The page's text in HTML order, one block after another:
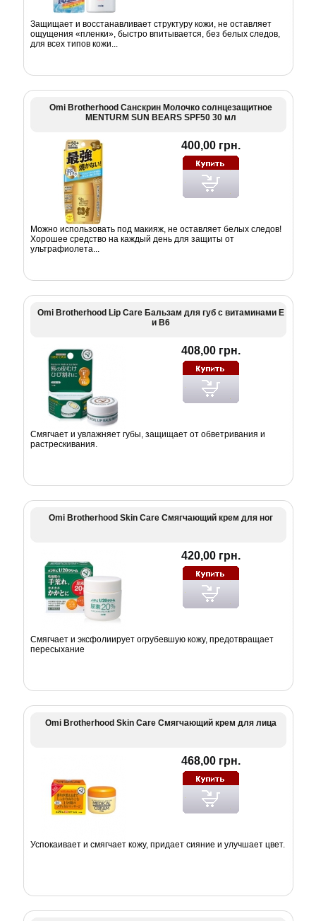
Защищает и восстанавливает структуру кожи, не оставляет
ощущения «пленки», быстро впитывается, без белых следов,
для всех типов кожи...
Omi Brotherhood Санскрин Молочко солнцезащитное
MENTURM SUN BEARS SPF50 30 мл
400,00 грн.
Можно использовать под макияж, не оставляет белых следов!
Хорошее средство на каждый день для защиты от
ультрафиолета...
Omi Brotherhood Lip Care Бальзам для губ с витаминами Е
и В6
408,00 грн.
Смягчает и увлажняет губы, защищает от обветривания и
растрескивания.
Omi Brotherhood Skin Care Смягчающий крем для ног
420,00 грн.
Смягчает и эксфолиирует огрубевшую кожу, предотвращает
пересыхание
Omi Brotherhood Skin Care Смягчающий крем для лица
468,00 грн.
Успокаивает и смягчает кожу, придает сияние и улучшает цвет.